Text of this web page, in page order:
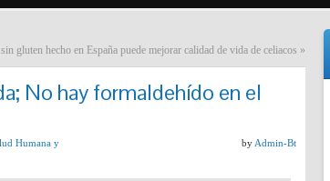
gluten hecho en España puede mejorar calidad de vida de celiacos »
No hay formaldehído en el
Humana y
by Admin-Bt